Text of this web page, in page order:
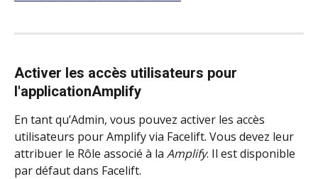
Activer les accès utilisateurs pour
l'applicationAmplify
En tant qu’Admin, vous pouvez activer les accès
utilisateurs pour Amplify via Facelift. Vous devez leur
attribuer le Rôle associé à la Amplify. Il est disponible
par défaut dans Facelift.